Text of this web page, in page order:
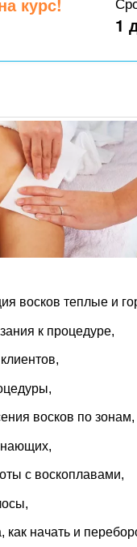
1
восков теплые и
к процедуре,
восков по зонам,
с воскоплавами,
как начать и